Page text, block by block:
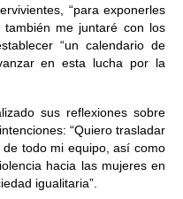
“para exponerles
me juntaré con los
“un calendario de
en esta lucha por la
sus reflexiones sobre
“Quiero trasladar
todo mi equipo, así como
hacia las mujeres en
igualitaria”.